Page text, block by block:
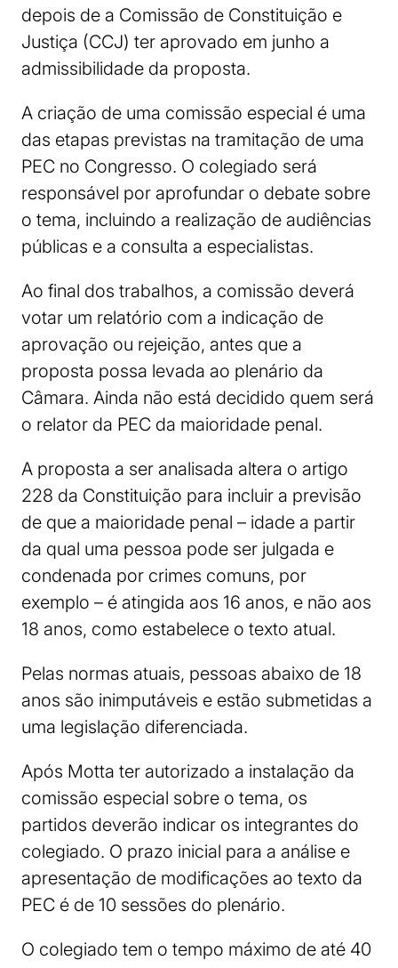
depois de a Comissão de Constituição e
Justiça (CCJ) ter aprovado em junho a
admissibilidade da proposta.
A criação de uma comissão especial é uma
das etapas previstas na tramitação de uma
PEC no Congresso. O colegiado será
responsável por aprofundar o debate sobre
o tema, incluindo a realização de audiências
públicas e a consulta a especialistas.
Ao final dos trabalhos, a comissão deverá
votar um relatório com a indicação de
aprovação ou rejeição, antes que a
proposta possa levada ao plenário da
Câmara. Ainda não está decidido quem será
o relator da PEC da maioridade penal.
A proposta a ser analisada altera o artigo
228 da Constituição para incluir a previsão
de que a maioridade penal – idade a partir
da qual uma pessoa pode ser julgada e
condenada por crimes comuns, por
exemplo – é atingida aos 16 anos, e não aos
18 anos, como estabelece o texto atual.
Pelas normas atuais, pessoas abaixo de 18
anos são inimputáveis e estão submetidas a
uma legislação diferenciada.
Após Motta ter autorizado a instalação da
comissão especial sobre o tema, os
partidos deverão indicar os integrantes do
colegiado. O prazo inicial para a análise e
apresentação de modificações ao texto da
PEC é de 10 sessões do plenário.
O colegiado tem o tempo máximo de até 40